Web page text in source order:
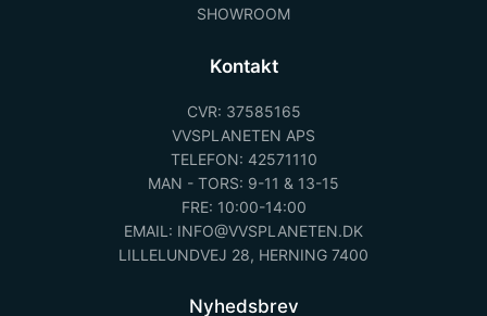
SHOWROOM
Kontakt
CVR: 37585165
VVSPLANETEN APS
TELEFON: 42571110
MAN - TORS: 9-11 & 13-15
FRE: 10:00-14:00
EMAIL: INFO@VVSPLANETEN.DK
LILLELUNDVEJ 28, HERNING 7400
Nyhedsbrev